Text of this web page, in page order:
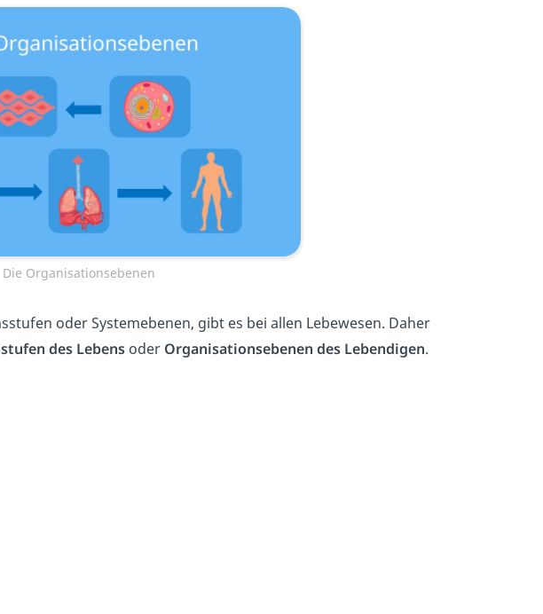
Die Organisationsebenen
oder Systemebenen, gibt es bei allen Lebewesen. Daher
des Lebens oder Organisationsebenen des Lebendigen.